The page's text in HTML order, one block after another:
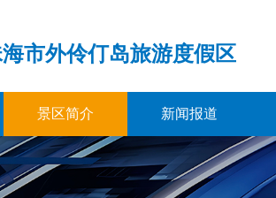
市外伶仃岛旅游度假区
景区简介 新闻报道